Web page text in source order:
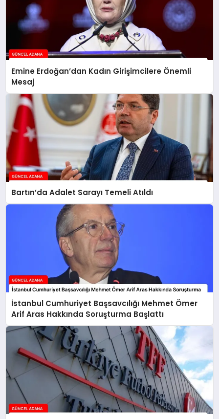
Emine Erdoğan’dan Kadın Girişimcilere Önemli
Mesaj
Bartın’da Adalet Sarayı Temeli Atıldı
İstanbul Cumhuriyet Başsavcılığı Mehmet Ömer
Arif Aras Hakkında Soruşturma Başlattı